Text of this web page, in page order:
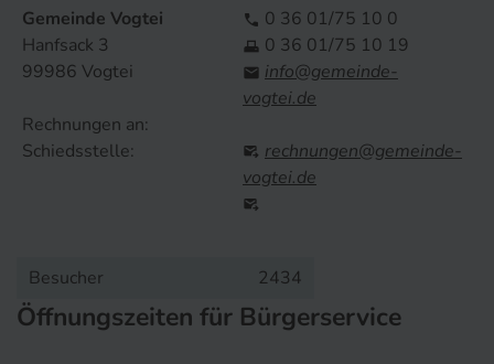
Gemeinde Vogtei
Hanfsack 3
99986 Vogtei
Rechnungen an:
Schiedsstelle:
 0 36 01/75 10 0
 0 36 01/75 10 19
 info@gemeinde-
vogtei.de
 rechnungen@gemeinde-
vogtei.de

Besucher 2434
Öffnungszeiten für Bürgerservice